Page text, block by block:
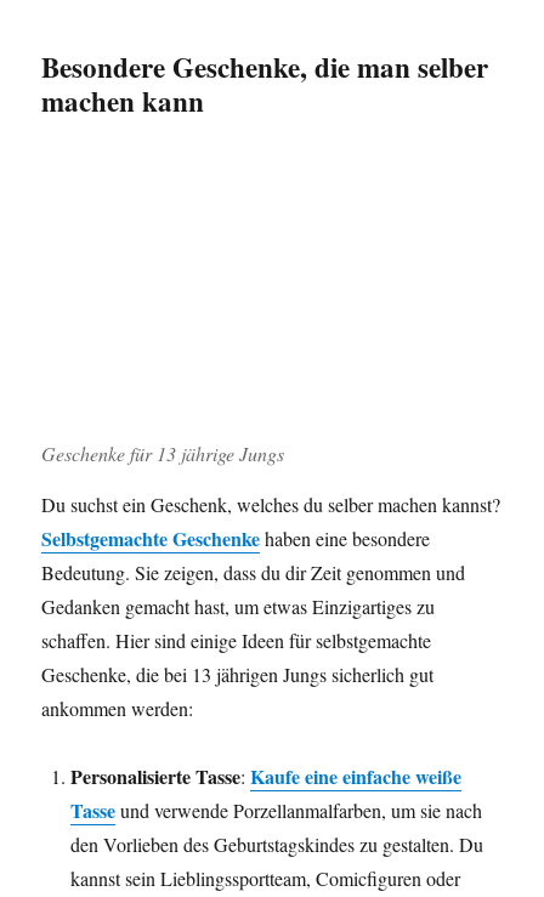
Besondere Geschenke, die man selber
machen kann
Geschenke für 13 jährige Jungs
Du suchst ein Geschenk, welches du selber machen kannst?
Selbstgemachte Geschenkehaben eine besondere
Bedeutung. Sie zeigen, dass du dir Zeit genommen und
Gedanken gemacht hast, um etwas Einzigartiges zu
schaffen. Hier sind einige Ideen für selbstgemachte
Geschenke, die bei 13 jährigen Jungs sicherlich gut
ankommen werden:
Personalisierte Tasse:Kaufe eine einfache weiße
Tasseund verwende Porzellanmalfarben, um sie nach
den Vorlieben des Geburtstagskindes zu gestalten. Du
kannst sein Lieblingssportteam, Comicfiguren oder